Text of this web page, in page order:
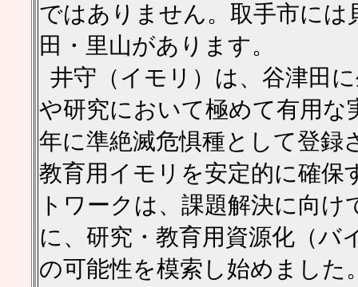
ではありません。取手市には
田・里山があります。
井守（イモリ）は、谷津田
や研究において極めて有用な
年に準絶滅危惧種として登録
教育用イモリを安定的に確
トワークは、課題解決に向
に、研究・教育用資源化（バ
の可能性を模索し始めました